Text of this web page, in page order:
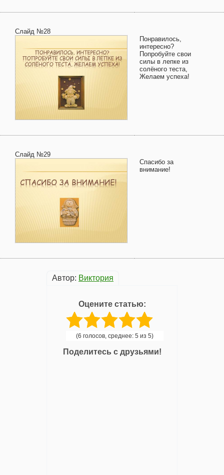
Слайд №28
Понравилось,
интересно?
Попробуйте свои
силы в лепке из
солёного теста,
Желаем успеха!
Слайд №29
Спасибо за
внимание!
Автор: Виктория
Оцените статью:
(6 голосов, среднее: 5 из 5)
Поделитесь с друзьями!